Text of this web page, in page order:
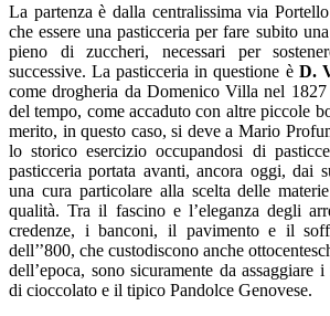
La partenza è dalla centralissima via
che essere una pasticceria per fare subito
pieno di zuccheri, necessari per
successive. La pasticceria in questione è D.
come drogheria da Domenico Villa nel
del tempo, come accaduto con altre piccole
merito, in questo caso, si deve a Mario
lo storico esercizio occupandosi di
pasticceria portata avanti, ancora oggi, dai
una cura particolare alla scelta delle
qualità. Tra il fascino e l’eleganza degli
credenze, i banconi, il pavimento e il
dell’’800, che custodiscono anche
dell’epoca, sono sicuramente da assaggiare
di cioccolato e il tipico Pandolce Genovese.